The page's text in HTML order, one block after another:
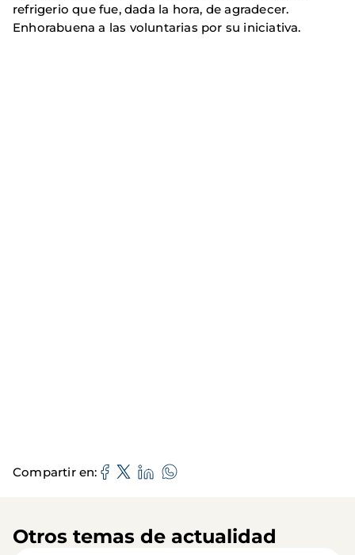
refrigerio que fue, dada la hora, de agradecer.
Enhorabuena a las voluntarias por su iniciativa.
Compartir en
Otros temas de actualidad